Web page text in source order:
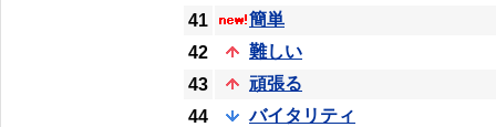
41
簡単
42
難しい
43
頑張る
44
バイタリティ